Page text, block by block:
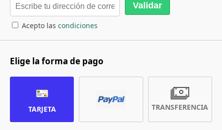
Acepto las condiciones
Elige la forma de pago
TARJETA TRANSFERENCIA